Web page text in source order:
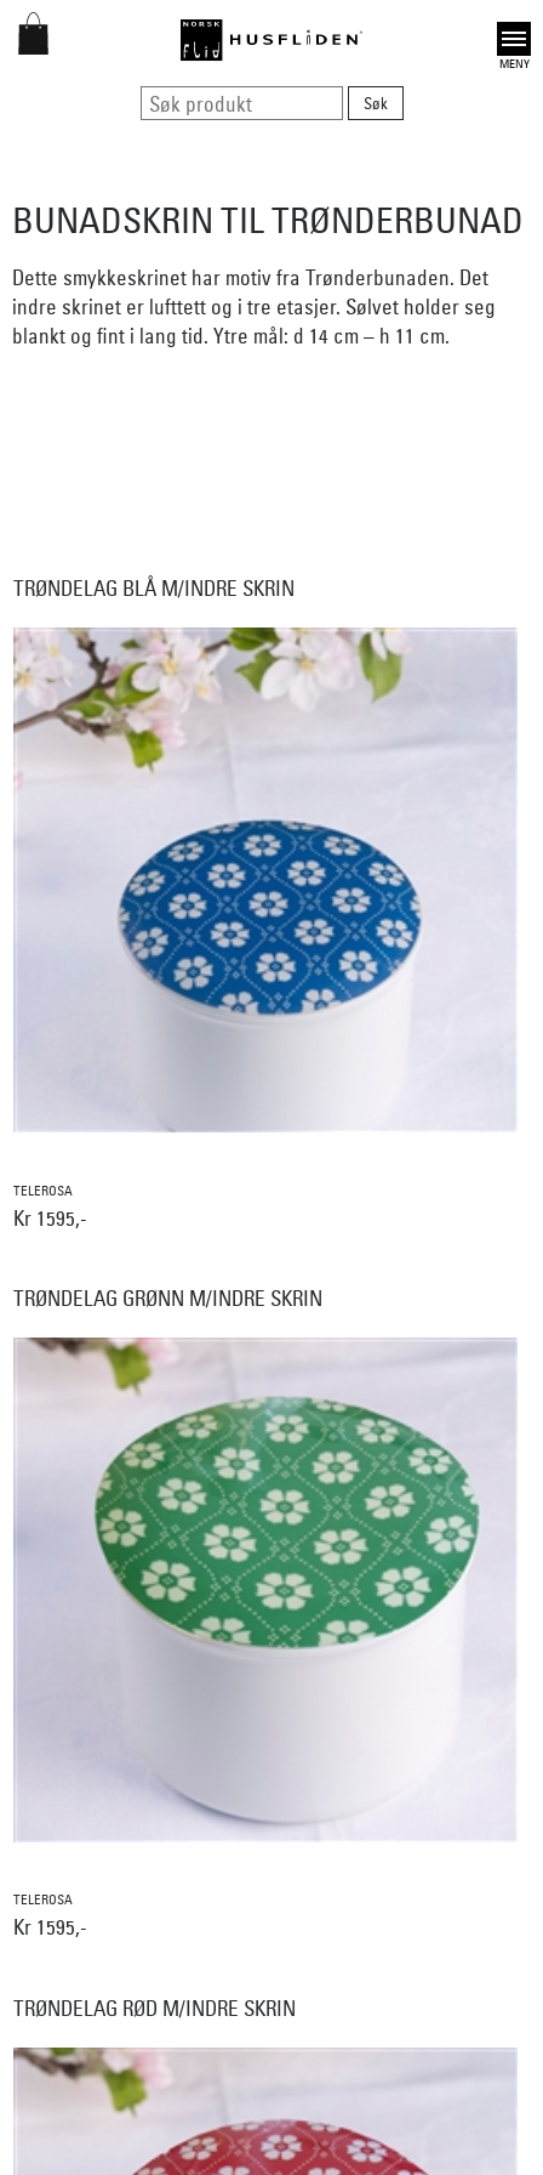
Open
BUNADSKRIN TIL TRØNDERBUNAD
Dette smykkeskrinet har motiv fra Trønderbunaden. Det
indre skrinet er lufttett og i tre etasjer. Sølvet holder seg
blankt og fint i lang tid. Ytre mål: d 14 cm – h 11 cm.
TRØNDELAG BLÅ M/INDRE SKRIN
TELEROSA
Kr 1595,-
TRØNDELAG GRØNN M/INDRE SKRIN
TELEROSA
Kr 1595,-
TRØNDELAG RØD M/INDRE SKRIN